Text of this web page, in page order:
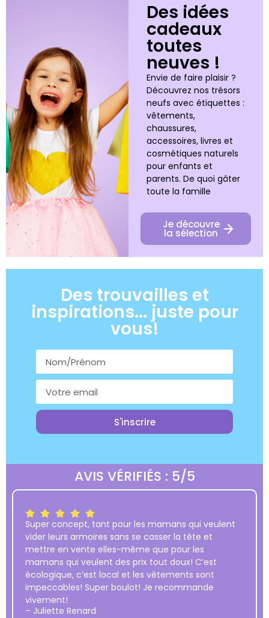
Des idées
cadeaux
toutes
neuves !
Envie de faire plaisir ?
Découvrez nos trésors
neufs avec étiquettes :
vêtements,
chaussures,
accessoires, livres et
cosmétiques naturels
pour enfants et
parents. De quoi gâter
toute la famille
Je découvre
la sélection
Des trouvailles et
inspirations... juste pour
vous!
S'inscrire
AVIS VÉRIFIÉS : 5/5
Super concept, tant pour les mamans qui veulent
vider leurs armoires sans se casser la tête et
mettre en vente elles-même que pour les
mamans qui veulent des prix tout doux! C’est
écologique, c’est local et les vêtements sont
impeccables! Super boulot! Je recommande
vivement!
– Juliette Renard